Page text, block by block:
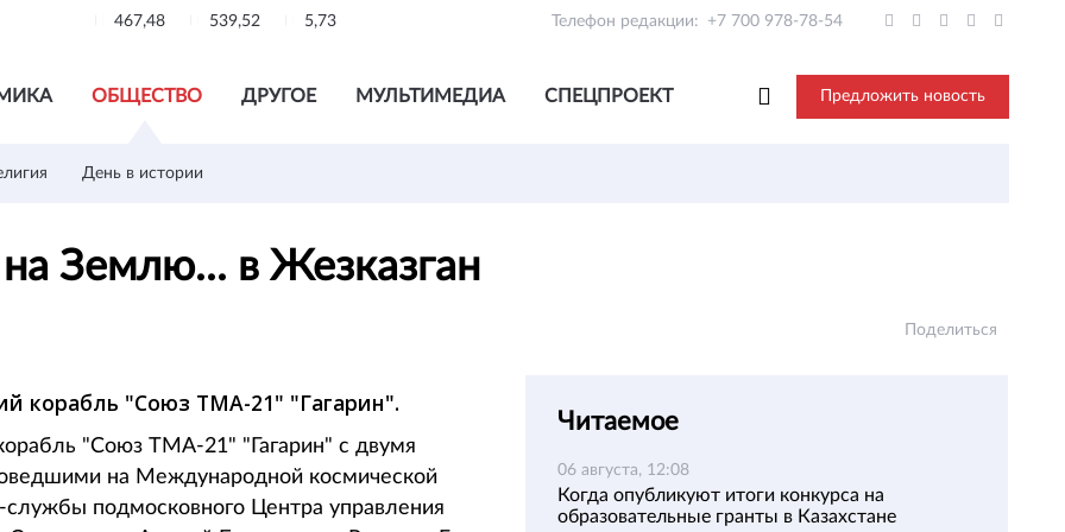
467,48 539,52 5,73 Телефон редакции: +7 700 978-78-54
ОБЩЕСТВО ДРУГОЕ МУЛЬТИМЕДИА СПЕЦПРОЕКТ Предложить новость
День в истории
на Землю... в Жезказган
Поделиться
корабль "Союз ТМА-21" "Гагарин".
"Союз ТМА-21" "Гагарин" с двумя
на Международной космической
подмосковного Центра управления
Читаемое
06 августа, 12:08
Когда опубликуют итоги конкурса на
образовательные гранты в Казахстане